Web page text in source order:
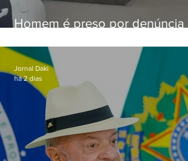
Homem é preso por denúncia
Alcântara
Jornal Daki
há 2 dias